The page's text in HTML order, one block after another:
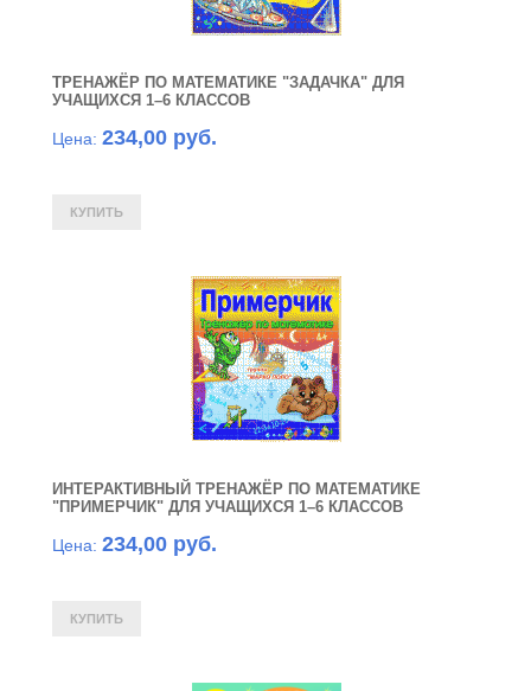
ТРЕНАЖЁР ПО МАТЕМАТИКЕ "ЗАДАЧКА" ДЛЯ
УЧАЩИХСЯ 1–6 КЛАССОВ
Цена: 234,00 руб.
ИНТЕРАКТИВНЫЙ ТРЕНАЖЁР ПО МАТЕМАТИКЕ
"ПРИМЕРЧИК" ДЛЯ УЧАЩИХСЯ 1–6 КЛАССОВ
Цена: 234,00 руб.